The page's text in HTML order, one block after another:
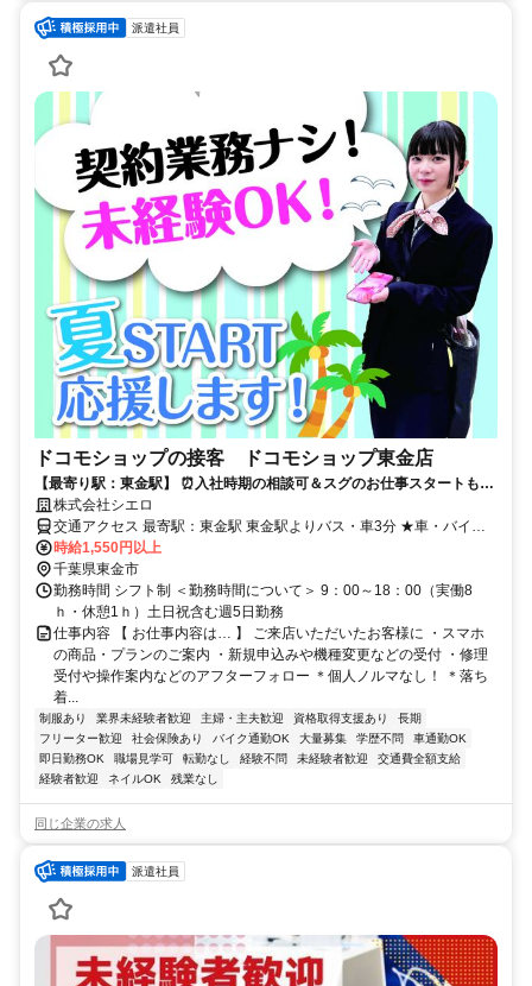
派遣社員
ドコモショップの接客 ドコモショップ東金店
【最寄り駅：東金駅】 ⏰️入社時期の相談可＆スグのお仕事スタートも⏰️
在職中の方は先の時期での入社もOK！ 人気の高収入＆接客のお仕事♪
株式会社シエロ
交通アクセス 最寄駅：東金駅 東金駅よりバス・車3分 ★車・バイク
通勤OK
時給1,550円以上
千葉県東金市
勤務時間 シフト制 ＜勤務時間について＞ 9：00～18：00（実働8
ｈ・休憩1ｈ）土日祝含む週5日勤務
仕事内容 【 お仕事内容は… 】 ご来店いただいたお客様に ・スマホ
の商品・プランのご案内 ・新規申込みや機種変更などの受付 ・修理
受付や操作案内などのアフターフォロー ＊個人ノルマなし！ ＊落ち
着...
制服あり 業界未経験者歓迎 主婦・主夫歓迎 資格取得支援あり
長期
フリーター歓迎
社会保険あり バイク通勤OK 大量募集 学歴不問
車通勤OK
即日勤務OK
職場見学可 転勤なし 経験不問 未経験者歓迎
交通費全額支給
経験者歓迎
ネイルOK 残業なし
同じ企業の求人
派遣社員